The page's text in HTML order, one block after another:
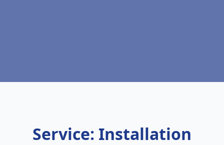
Service: Installation